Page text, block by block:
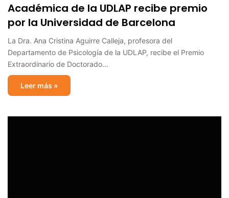
Académica de la UDLAP recibe premio
por la Universidad de Barcelona
La Dra. Ana Cristina Aguirre Calleja, profesora del
Departamento de Psicología de la UDLAP, recibe el Premio
Extraordinario de Doctorado…
Leer más »